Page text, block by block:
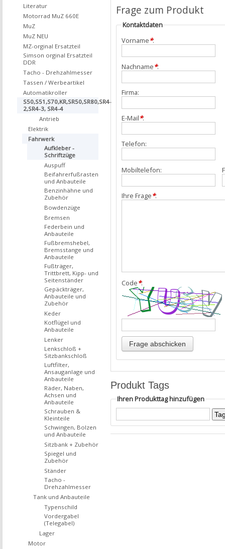
Frage zum Produkt
Kontaktdaten
Vorname*:
Nachname*:
Firma:
E-Mail*:
Telefon:
Mobiltelefon:
Ihre Frage*:
Code*:
Produkt Tags
Ihren Produkttag hinzufügen
Literatur
Motorrad MuZ 660E
MuZ
MuZ NEU
MZ-orginal Ersatzteil
Simson orginal Ersatzteil
DDR
Tacho - Drehzahlmesser
Tassen / Werbeartikel
Automatikroller
S50,S51,S70,KR,SR50,SR80,SR4-
2,SR4-3, SR4-4
Antrieb
Elektrik
Fahrwerk
Aufkleber -
Schriftzüge
Auspuff
Beifahrerfußrasten
und Anbauteile
Benzinhähne und
Zubehör
Bowdenzüge
Bremsen
Federbein und
Anbauteile
Fußbremshebel,
Bremsstange und
Anbauteile
Fußträger,
Trittbrett, Kipp- und
Seitenständer
Gepäckträger,
Anbauteile und
Zubehör
Keder
Kotflügel und
Anbauteile
Lenker
Lenkschloß +
Sitzbankschloß
Luftfilter,
Ansauganlage und
Anbauteile
Räder, Naben,
Achsen und
Anbauteile
Schrauben &
Kleinteile
Schwingen, Bolzen
und Anbauteile
Sitzbank + Zubehör
Spiegel und
Zubehör
Ständer
Tacho -
Drehzahlmesser
Tank und Anbauteile
Typenschild
Vordergabel
(Telegabel)
Lager
Motor